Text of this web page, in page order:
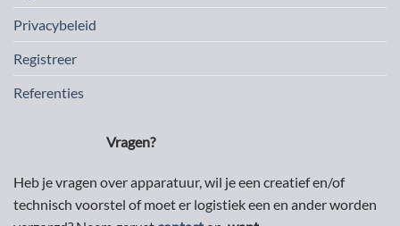
Privacybeleid
Registreer
Referenties
Vragen?
Heb je vragen over apparatuur, wil je een creatief en/of
technisch voorstel of moet er logistiek een en ander worden